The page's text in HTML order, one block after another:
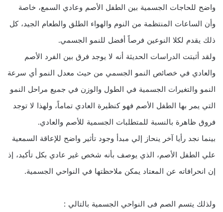
واضح للحاجات الجسمية بين الطفل الأصم وعادي السمع، خاصة
وأن الساعات المنتظمة من النوم والهواء الطلق والطعام الجيد، كل
ذلك يقدم لكلا النوعين فرصاً أفضل للنمو الجسمي.
ولقد أثبتت الدراسات الحديثة أنه لا يوجد فرق بين الفرد الأصم
والعادي في خصائص النمو الجسمي من حيث معدل النمو أي سرعة
النمو والتغيرات الجسمية في الطول والوزن في جميع مراحل النمو
التي يمر بها الطفل الأصم فهو كنظيرة العادي تماماً، ولهذا لا توجد
فروق ظاهرة بالنسبة للمتطلبات الجسمية للأصم والعادي.
بينما نجد رأيا آخر ينحاز إلي مبدأ وجود تأثير واضح للإعاقة السمعية
علي الطفل الأصم، الذي يوصف بأنه شخص غير عادي بكل تأكيد، إذ
إن انحرافاته عن المعتاد يمكن ملاحظتها في النواحي الجسمية.
ولذلك يتسم الصم فى النواحي الجسمية بالتالي :